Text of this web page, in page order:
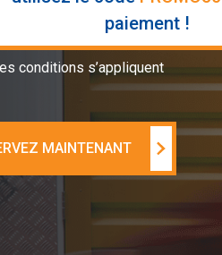
paiement !
conditions s’appliquent
MAINTENANT